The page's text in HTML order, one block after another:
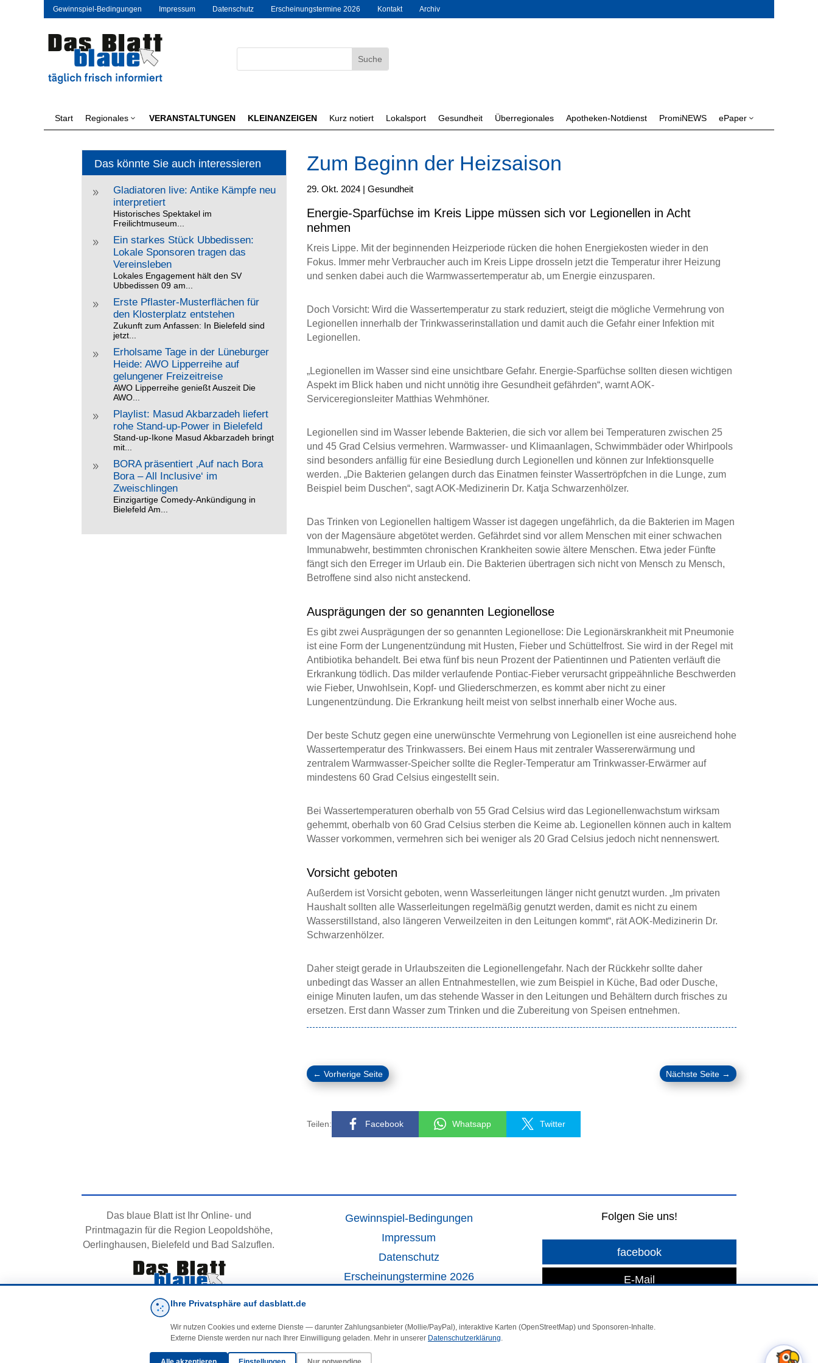
Gewinnspiel-Bedingungen Impressum Datenschutz Erscheinungstermine 2026 Kontakt Archiv
Start Regionales 3 VERANSTALTUNGEN KLEINANZEIGEN Kurz notiert Lokalsport Gesundheit Überregionales Apotheken-Notdienst PromiNEWS ePaper 3
Das könnte Sie auch interessieren
9
Gladiatoren live: Antike Kämpfe neu
interpretiert
Historisches Spektakel im
Freilichtmuseum...
9
Ein starkes Stück Ubbedissen:
Lokale Sponsoren tragen das
Vereinsleben
Lokales Engagement hält den SV
Ubbedissen 09 am...
9
Erste Pflaster-Musterflächen für
den Klosterplatz entstehen
Zukunft zum Anfassen: In Bielefeld sind
jetzt...
9
Erholsame Tage in der Lüneburger
Heide: AWO Lipperreihe auf
gelungener Freizeitreise
AWO Lipperreihe genießt Auszeit Die
AWO...
9
Playlist: Masud Akbarzadeh liefert
rohe Stand-up-Power in Bielefeld
Stand-up-Ikone Masud Akbarzadeh bringt
mit...
9
BORA präsentiert ‚Auf nach Bora
Bora – All Inclusive‘ im
Zweischlingen
Einzigartige Comedy-Ankündigung in
Bielefeld Am...
Zum Beginn der Heizsaison
29. Okt. 2024| Gesundheit
Energie-Sparfüchse im Kreis Lippe müssen sich vor Legionellen in Acht
nehmen
Kreis Lippe. Mit der beginnenden Heizperiode rücken die hohen Energiekosten wieder in den
Fokus. Immer mehr Verbraucher auch im Kreis Lippe drosseln jetzt die Temperatur ihrer Heizung
und senken dabei auch die Warmwassertemperatur ab, um Energie einzusparen.
Doch Vorsicht: Wird die Wassertemperatur zu stark reduziert, steigt die mögliche Vermehrung von
Legionellen innerhalb der Trinkwasserinstallation und damit auch die Gefahr einer Infektion mit
Legionellen.
„Legionellen im Wasser sind eine unsichtbare Gefahr. Energie-Sparfüchse sollten diesen wichtigen
Aspekt im Blick haben und nicht unnötig ihre Gesundheit gefährden“, warnt AOK-
Serviceregionsleiter Matthias Wehmhöner.
Legionellen sind im Wasser lebende Bakterien, die sich vor allem bei Temperaturen zwischen 25
und 45 Grad Celsius vermehren. Warmwasser- und Klimaanlagen, Schwimmbäder oder Whirlpools
sind besonders anfällig für eine Besiedlung durch Legionellen und können zur Infektionsquelle
werden. „Die Bakterien gelangen durch das Einatmen feinster Wassertröpfchen in die Lunge, zum
Beispiel beim Duschen“, sagt AOK-Medizinerin Dr. Katja Schwarzenhölzer.
Das Trinken von Legionellen haltigem Wasser ist dagegen ungefährlich, da die Bakterien im Magen
von der Magensäure abgetötet werden. Gefährdet sind vor allem Menschen mit einer schwachen
Immunabwehr, bestimmten chronischen Krankheiten sowie ältere Menschen. Etwa jeder Fünfte
fängt sich den Erreger im Urlaub ein. Die Bakterien übertragen sich nicht von Mensch zu Mensch,
Betroffene sind also nicht ansteckend.
Ausprägungen der so genannten Legionellose
Es gibt zwei Ausprägungen der so genannten Legionellose: Die Legionärskrankheit mit Pneumonie
ist eine Form der Lungenentzündung mit Husten, Fieber und Schüttelfrost. Sie wird in der Regel mit
Antibiotika behandelt. Bei etwa fünf bis neun Prozent der Patientinnen und Patienten verläuft die
Erkrankung tödlich. Das milder verlaufende Pontiac-Fieber verursacht grippeähnliche Beschwerden
wie Fieber, Unwohlsein, Kopf- und Gliederschmerzen, es kommt aber nicht zu einer
Lungenentzündung. Die Erkrankung heilt meist von selbst innerhalb einer Woche aus.
Der beste Schutz gegen eine unerwünschte Vermehrung von Legionellen ist eine ausreichend hohe
Wassertemperatur des Trinkwassers. Bei einem Haus mit zentraler Wassererwärmung und
zentralem Warmwasser-Speicher sollte die Regler-Temperatur am Trinkwasser-Erwärmer auf
mindestens 60 Grad Celsius eingestellt sein.
Bei Wassertemperaturen oberhalb von 55 Grad Celsius wird das Legionellenwachstum wirksam
gehemmt, oberhalb von 60 Grad Celsius sterben die Keime ab. Legionellen können auch in kaltem
Wasser vorkommen, vermehren sich bei weniger als 20 Grad Celsius jedoch nicht nennenswert.
Vorsicht geboten
Außerdem ist Vorsicht geboten, wenn Wasserleitungen länger nicht genutzt wurden. „Im privaten
Haushalt sollten alle Wasserleitungen regelmäßig genutzt werden, damit es nicht zu einem
Wasserstillstand, also längeren Verweilzeiten in den Leitungen kommt“, rät AOK-Medizinerin Dr.
Schwarzenhölzer.
Daher steigt gerade in Urlaubszeiten die Legionellengefahr. Nach der Rückkehr sollte daher
unbedingt das Wasser an allen Entnahmestellen, wie zum Beispiel in Küche, Bad oder Dusche,
einige Minuten laufen, um das stehende Wasser in den Leitungen und Behältern durch frisches zu
ersetzen. Erst dann Wasser zum Trinken und die Zubereitung von Speisen entnehmen.
← Vorherige Seite Nächste Seite→
Teilen: Facebook Whatsapp Twitter
Das blaue Blatt ist Ihr Online- und
Printmagazin für die Region Leopoldshöhe,
Oerlinghausen, Bielefeld und Bad Salzuflen.
Gewinnspiel-Bedingungen
Impressum
Datenschutz
Erscheinungstermine 2026
Kleinanzeigen
Folgen Sie uns!
facebook
E-Mail
Ihre Privatsphäre auf dasblatt.de
Wir nutzen Cookies und externe Dienste — darunter Zahlungsanbieter (Mollie/PayPal), interaktive Karten (OpenStreetMap) und Sponsoren-Inhalte.
Externe Dienste werden nur nach Ihrer Einwilligung geladen. Mehr in unserer Datenschutzerklärung.